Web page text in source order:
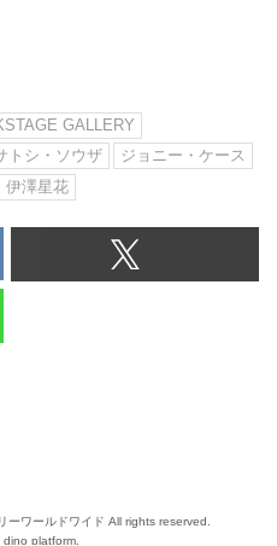
GALLERY
トシ・ソウザ
ジョニー・ケース
伊澤星花
ワールドワイド All rights reserved.
dino platform.